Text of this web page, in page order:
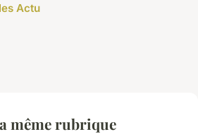
Actu
même rubrique